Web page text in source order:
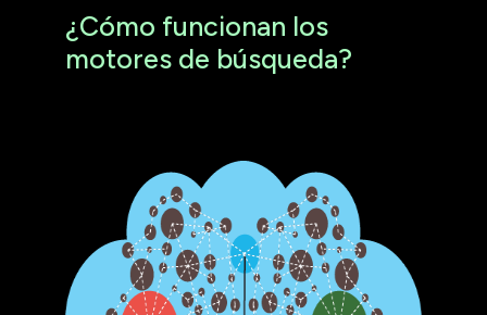
¿Cómo funcionan los
motores de búsqueda?